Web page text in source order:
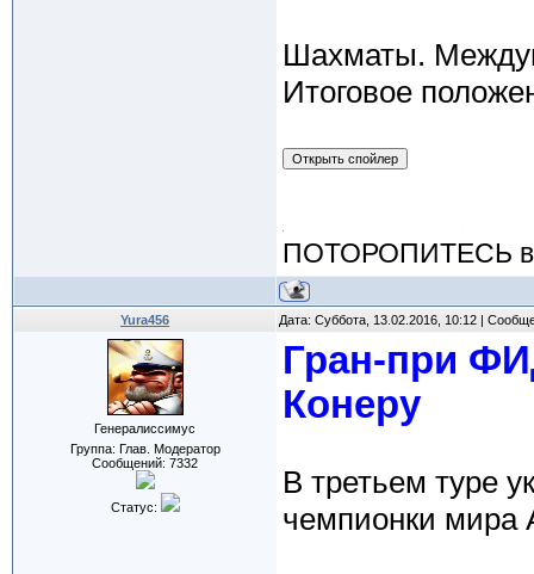
Шахматы.
Итоговое
ПОТОРОПИТЕСЬ
Yura456 Дата: Суббота, 13.02.2016, 10:12 |
Генералиссимус
Группа: Глав. Модератор
Сообщений: 7332
Статус:
Гран-при
Конеру
В третьем туре
чемпионки мира